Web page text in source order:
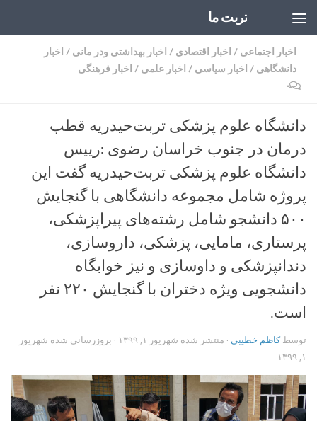
تربت ما
اخبار اجتماعی / اخبار اقتصادی / اخبار بهداشتی ودر مانی / اخبار
دانشگاهی / اخبار سیاسی / اخبار علمی / اخبار فرهنگی
۰
دانشگاه علوم پزشکی تربت‌حیدریه قطب
درمان در جنوب خراسان رضوی :رییس
دانشگاه علوم پزشکی تربت‌حیدریه گفت این
پروژه شامل مجموعه دانشگاهی با گنجایش
۵۰۰ دانشجو شامل رشته‌های پیراپزشکی،
پرستاری، مامایی، پزشکی، داروسازی،
دندانپزشکی و داوسازی و نیز خوابگاه
دانشجویی ویژه دختران با گنجایش ۲۲۰ نفر
است.
توسطکاظم خطیبی · منتشر شده شهریور ۱, ۱۳۹۹ · بروزرسانی شده شهریور
۱, ۱۳۹۹